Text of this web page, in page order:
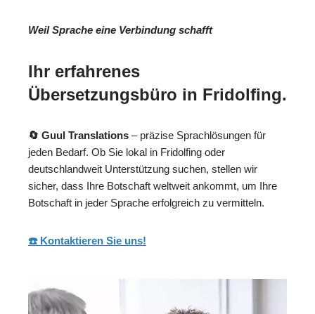
Weil Sprache eine Verbindung schafft
Ihr erfahrenes
Übersetzungsbüro in Fridolfing.
🔄 Guul Translations – präzise Sprachlösungen für
jeden Bedarf. Ob Sie lokal in Fridolfing oder
deutschlandweit Unterstützung suchen, stellen wir
sicher, dass Ihre Botschaft weltweit ankommt, um Ihre
Botschaft in jeder Sprache erfolgreich zu vermitteln.
☎️ Kontaktieren Sie uns!